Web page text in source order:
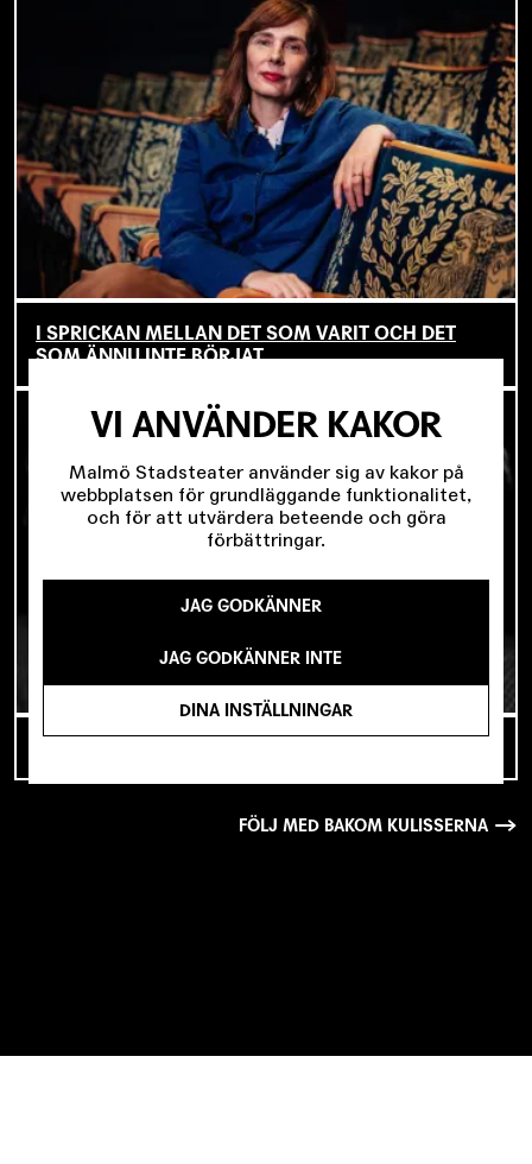
I SPRICKAN MELLAN DET SOM VARIT OCH DET
SOM ÄNNU INTE BÖRJAT
FÖLJ MED BAKOM KULISSERNA
VI ANVÄNDER KAKOR
Malmö Stadsteater använder sig av kakor på
webbplatsen för grundläggande funktionalitet,
och för att utvärdera beteende och göra
förbättringar.
JAG GODKÄNNER
JAG GODKÄNNER INTE
DINA INSTÄLLNINGAR